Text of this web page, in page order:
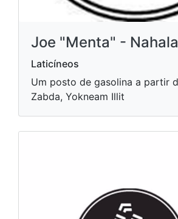
Joe "Menta" -
Laticíneos
Um posto de gasolina a partir
Zabda, Yokneam Illit